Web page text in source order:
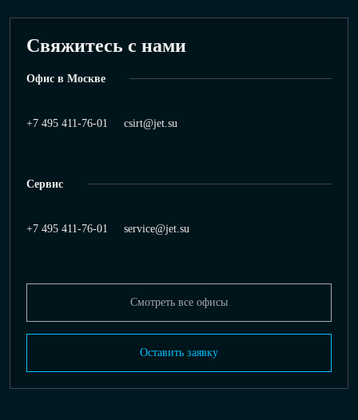
Свяжитесь с нами
Офис в Москве
+7 495 411-76-01 csirt@jet.su
Сервис
+7 495 411-76-01 service@jet.su
Смотреть все офисы
Оставить заявку